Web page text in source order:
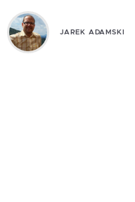
JAREK ADAMSKI